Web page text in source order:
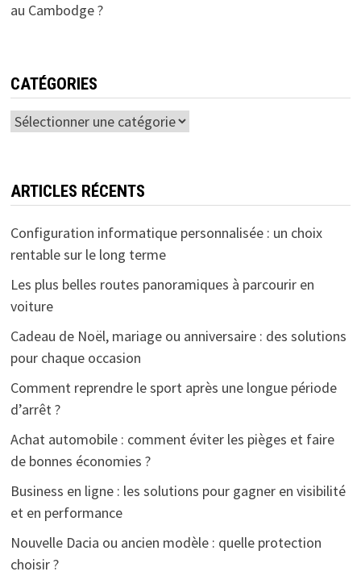
au Cambodge ?
CATÉGORIES
Catégories
ARTICLES RÉCENTS
Configuration informatique personnalisée : un choix
rentable sur le long terme
Les plus belles routes panoramiques à parcourir en
voiture
Cadeau de Noël, mariage ou anniversaire : des solutions
pour chaque occasion
Comment reprendre le sport après une longue période
d’arrêt ?
Achat automobile : comment éviter les pièges et faire
de bonnes économies ?
Business en ligne : les solutions pour gagner en visibilité
et en performance
Nouvelle Dacia ou ancien modèle : quelle protection
choisir ?